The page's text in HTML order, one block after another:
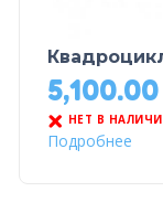
5,100.00
НЕТ В
Подробнее